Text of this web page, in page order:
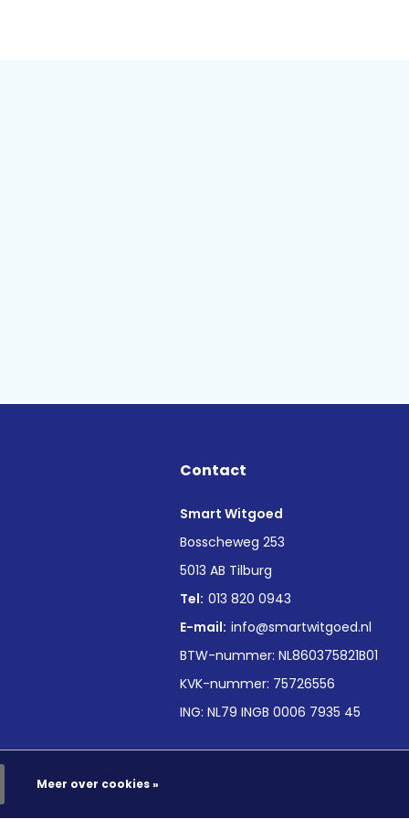
Contact
Smart Witgoed
Bosscheweg 253
5013 AB Tilburg
Tel: 013 820 0943
E-mail: info@smartwitgoed.nl
BTW-nummer: NL860375821B01
KVK-nummer: 75726556
ING: NL79 INGB 0006 7935 45
Meer over cookies »